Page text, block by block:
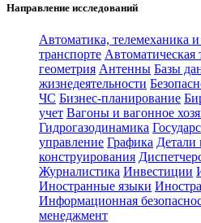
Направление исследований
Автоматика, телемеханика
транспорте Автоматическая
геометрия Антенны Базы
жизнедеятельности
ЧС Бизнес-планирование
учет Вагоны и вагонное
Гидрогазодинамика
управление Графика
конструирования
Журналистика Инвестиции
Иностранные языки
Информационная
менеджмент